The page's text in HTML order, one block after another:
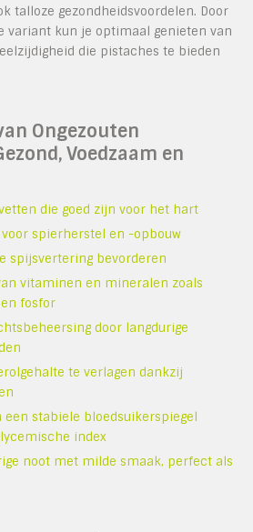
talloze gezondheidsvoordelen. Door
variant kun je optimaal genieten van
die pistaches te bieden
Ongezouten
Voedzaam en
die goed zijn voor het hart
spierherstel en -opbouw
spijsvertering bevorderen
vitaminen en mineralen zoals
fosfor
door langdurige
te verlagen dankzij
een stabiele bloedsuikerspiegel
index
noot met milde smaak, perfect als